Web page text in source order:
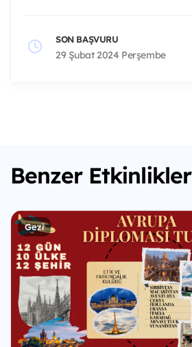
SON BAŞVURU
29 Şubat 2024 Perşembe
Benzer Etkinlikler
Gezi